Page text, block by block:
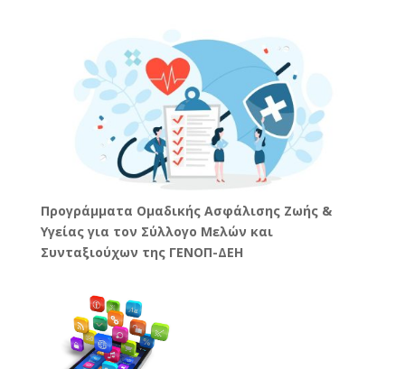
Προγράμματα Ομαδικής Ασφάλισης Ζωής &
Υγείας για τον Σύλλογο Μελών και
Συνταξιούχων της ΓΕΝΟΠ-ΔΕΗ